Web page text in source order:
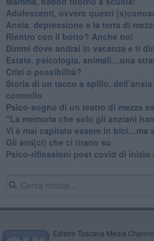
Adolescenti, ovvero questi
Ansia, depressione e la terra di
​Rientro con il botto? Anche no!
Dimmi dove andrai in vacanza e ti
​Estate, psicologia, animali…una
​Crisi o possibilità?
​Storia di un tacco a spillo,
controllo
​Psico-sogno di un teatro di mezza
"La memoria che solo gli anziani
​Vi è mai capitato essere in bici…ma
​Gli ami(ci) che ci tirano su
Psico-riflessioni post covid di inizio
Editore Toscana Media